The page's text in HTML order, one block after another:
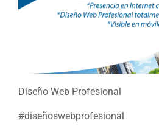
Diseño Web Profesional
#diseñoswebprofesional